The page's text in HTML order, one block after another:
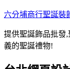
跳
主
要
六分埔商行聖誕裝
提供聖誕飾品批發
義的聖誕禮物!